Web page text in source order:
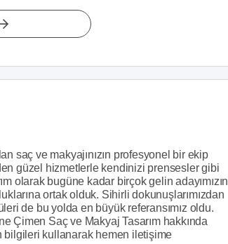
saç ve makyajınızın profesyonel bir ekip
güzel hizmetlerle kendinizi prensesler gibi
olarak bugüne kadar birçok gelin adayımızın
ortak olduk. Sihirli dokunuşlarımızdan
de bu yolda en büyük referansımız oldu.
Çimen Saç ve Makyaj Tasarım hakkında
bilgileri kullanarak hemen iletişime